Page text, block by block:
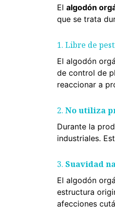
El algodón
que se trata
1. Libre de
El algodón
de control de
reaccionar a
2. No utiliza
Durante la
industriales.
3. Suavidad
El algodón
estructura
afecciones